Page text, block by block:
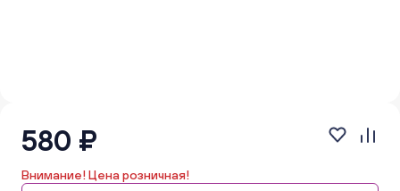
580 ₽
Внимание! Цена розничная!